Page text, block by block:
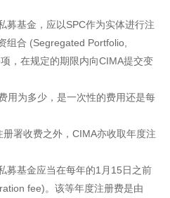
募基金，应以SPC作为实体进行注
组合 (Segregated Portfolio,
，在规定的期限内向CIMA提交变
用为多少，是一次性的费用还是每
册署收费之外，CIMA亦收取年度注
募基金应当在每年的1月15日之前
fee)。该等年度注册费是由